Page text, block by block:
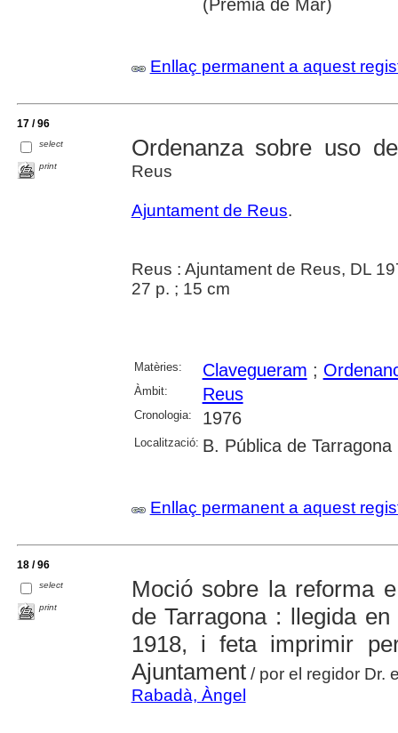
(Premià de Mar)
Enllaç permanent a aquest
17 / 96
select
print
Ordenanza sobre uso
Reus
Ajuntament de Reus.
Reus : Ajuntament de Reus, DL
27 p. ; 15 cm
Matèries: Clavegueram ;
Àmbit: Reus
Cronologia: 1976
Localització: B. Pública de Tarragona
Enllaç permanent a aquest
18 / 96
select
print
Moció sobre la reforma
de Tarragona : llegida
1918, i feta imprimir
Ajuntament/ por el regidor Dr.
Rabadà, Àngel